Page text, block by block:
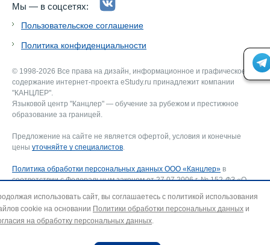
Мы — в соцсетях:
Пользовательское соглашение
Политика конфиденциальности
© 1998-2026 Все права на дизайн, информационное и графическое
содержание интернет-проекта eStudy.ru принадлежит компании
"КАНЦЛЕР".
Языковой центр "Канцлер" — обучение за рубежом и престижное
образование за границей.
Предложение на сайте не является офертой, условия и конечные
цены уточняйте у специалистов
Политика обработки персональных данных ООО «Канцлер» в
соответствии с Федеральным законом от 27.07.2006 г. № 152-ФЗ «О
Соглашение об использовании сайта ООО «Канцлер», включающее
соглашение на обработку персональных данных и использование
файлов cookie. В случае несогласия — покиньте сайт.
использовать сайт, вы соглашаетесь с политикой использования
cookie на основании Политики обработки персональных данных и
на обработку персональных данных.